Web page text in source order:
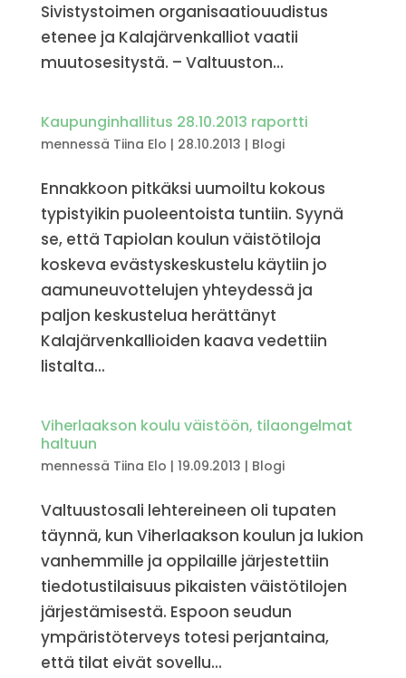
Sivistystoimen organisaatiouudistus
etenee ja Kalajärvenkalliot vaatii
muutosesitystä. – Valtuuston...
Kaupunginhallitus 28.10.2013 raportti
mennessä Tiina Elo | 28.10.2013 | Blogi
Ennakkoon pitkäksi uumoiltu kokous
typistyikin puoleentoista tuntiin. Syynä
se, että Tapiolan koulun väistötiloja
koskeva evästyskeskustelu käytiin jo
aamuneuvottelujen yhteydessä ja
paljon keskustelua herättänyt
Kalajärvenkallioiden kaava vedettiin
listalta...
Viherlaakson koulu väistöön, tilaongelmat
haltuun
mennessä Tiina Elo | 19.09.2013 | Blogi
Valtuustosali lehtereineen oli tupaten
täynnä, kun Viherlaakson koulun ja lukion
vanhemmille ja oppilaille järjestettiin
tiedotustilaisuus pikaisten väistötilojen
järjestämisestä. Espoon seudun
ympäristöterveys totesi perjantaina,
että tilat eivät sovellu...